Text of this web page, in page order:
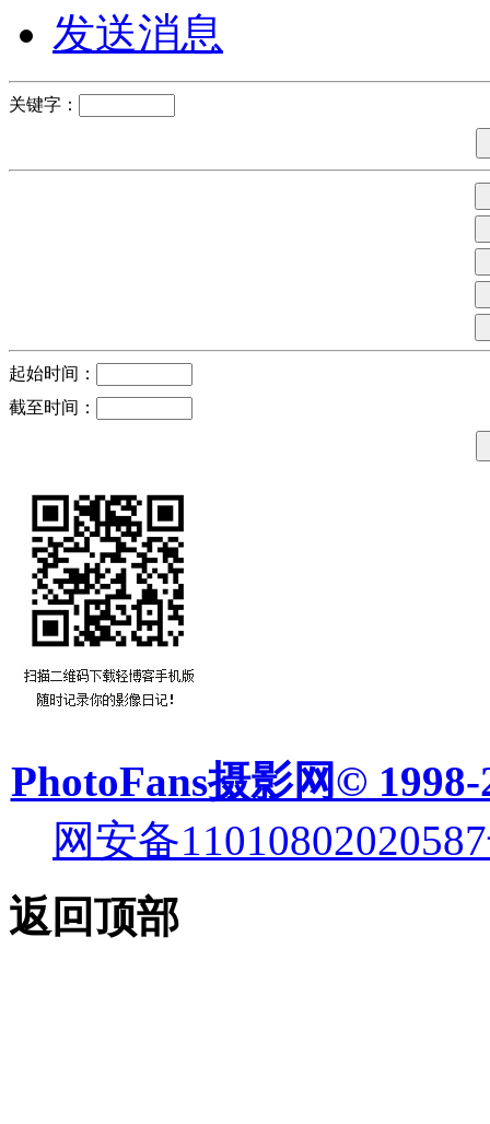
发送消息
关键字：
起始时间：
截至时间：
PhotoFans摄影网© 1998-
网安备
返回顶部